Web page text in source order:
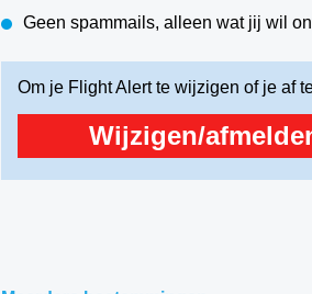
Geen spammails, alleen wat jij wil
Om je Flight Alert te wijzigen of je af
Wijzigen/